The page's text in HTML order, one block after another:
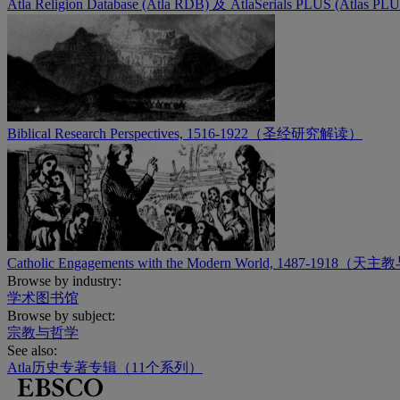
Atla Religion Database (Atla RDB) 及 AtlaSerials PLUS (Atlas
Biblical Research Perspectives, 1516-1922（圣经研究解读）
Catholic Engagements with the Modern World, 1487-1918（天主
Browse by industry:
学术图书馆
Browse by subject:
宗教与哲学
See also:
Atla历史专著专辑（11个系列）